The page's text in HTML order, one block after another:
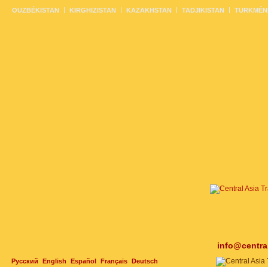
Русский English Español Français Deutsch
OUZBÉKISTAN KIRGHIZISTAN KAZAKHSTAN TADJIKISTAN